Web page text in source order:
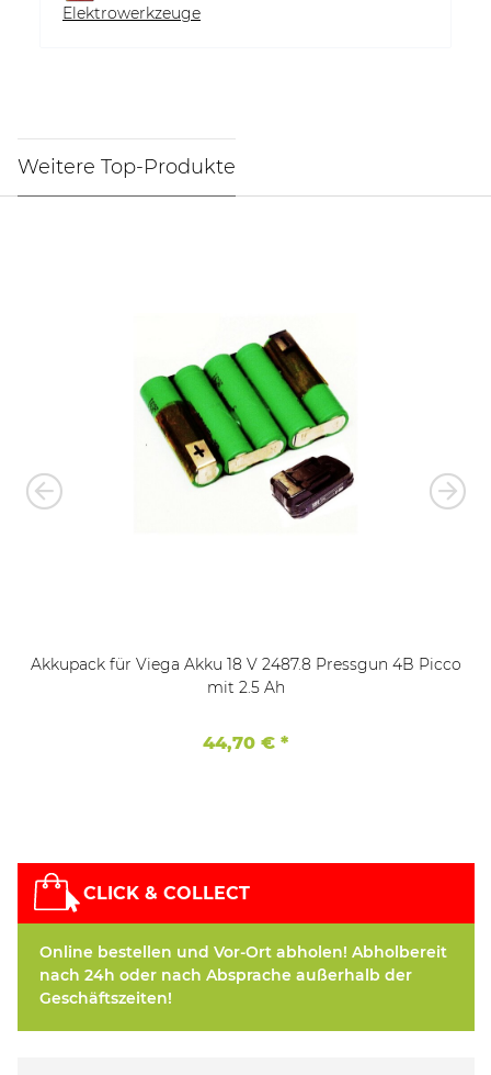
Elektrowerkzeuge
Weitere Top-Produkte
Akkupack für Viega Akku 18 V 2487.8 Pressgun 4B Picco
mit 2.5 Ah
44,70 € *
CLICK & COLLECT
Online bestellen und Vor-Ort abholen! Abholbereit
nach 24h oder nach Absprache außerhalb der
Geschäftszeiten!